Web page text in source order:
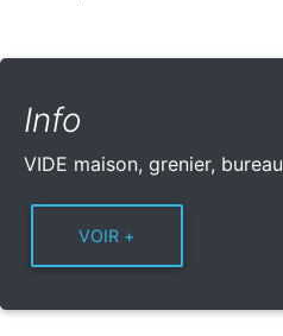
Info
VIDE maison, grenier, bureau